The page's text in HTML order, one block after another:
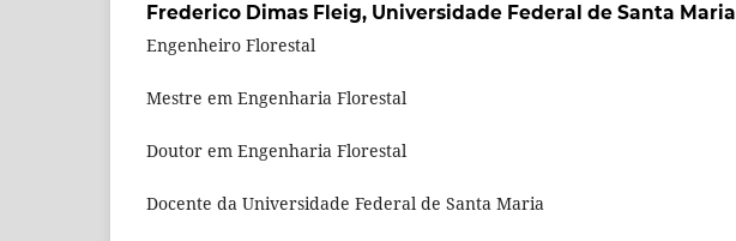
Frederico Dimas Fleig, Universidade Federal de Santa Maria
Engenheiro Florestal
Mestre em Engenharia Florestal
Doutor em Engenharia Florestal
Docente da Universidade Federal de Santa Maria